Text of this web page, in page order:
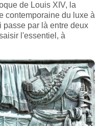
de Louis XIV, la
contemporaine du luxe à
passe par là entre deux
l'essentiel, à